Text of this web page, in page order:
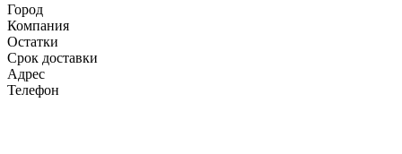
Город
Компания
Остатки
Срок доставки
Адрес
Телефон